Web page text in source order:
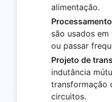
alimentação.
são usados
ou passar
Projeto de
indutância
transformação
circuitos.